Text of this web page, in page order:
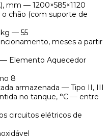
mm — 1200×585×1120
chão (com suporte de
— 55
meses a partir
Elemento Aquecedor
8
armazenada — Tipo II, III
no tanque, °C — entre
circuitos elétricos de